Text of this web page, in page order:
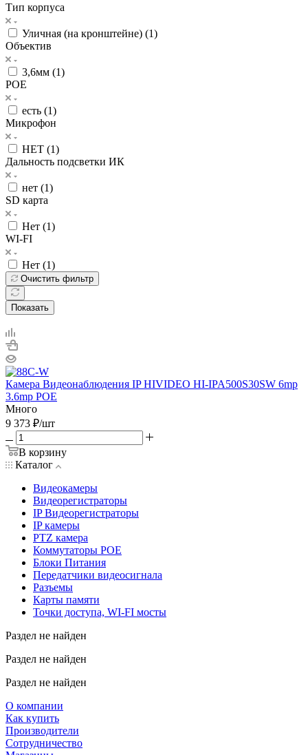
Тип корпуса
Уличная (на кронштейне) (1)
Объектив
3,6мм (1)
POE
есть (1)
Микрофон
НЕТ (1)
Дальность подсветки ИК
нет (1)
SD карта
Нет (1)
WI-FI
Нет (1)
Очистить фильтр
Показать
Камера Видеонаблюдения IP HIVIDEO HI-IPA500S30SW 6mp
3.6mp POE
Много
9 373 ₽/шт
В корзину
Каталог
Видеокамеры
Видеорегистраторы
IP Видеорегистраторы
IP камеры
PTZ камера
Коммутаторы POE
Блоки Питания
Передатчики видеосигнала
Разъемы
Карты памяти
Точки доступа, WI-FI мосты
Раздел не найден
Раздел не найден
Раздел не найден
О компании
Как купить
Производители
Сотрудничество